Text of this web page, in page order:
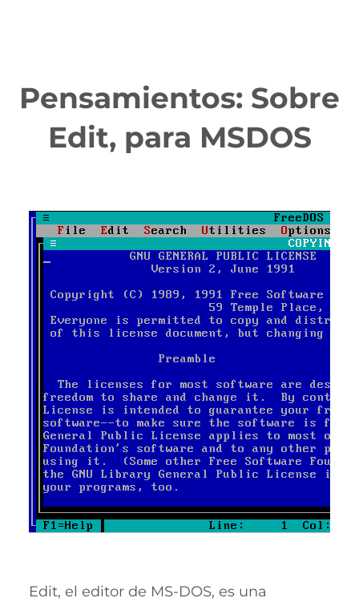
Pensamientos: Sobre
Edit, para MSDOS
Edit, el editor de MS-DOS, es una